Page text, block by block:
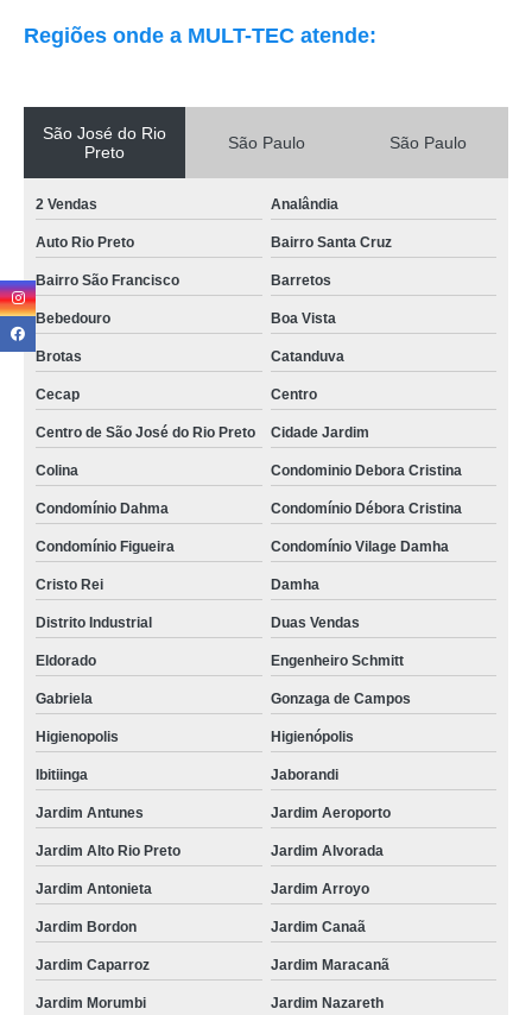
Regiões onde a MULT-TEC atende:
São José do Rio
Preto
São Paulo São Paulo
2 Vendas Analândia
Auto Rio Preto Bairro Santa Cruz
Bairro São Francisco Barretos
Bebedouro Boa Vista
Brotas Catanduva
Cecap Centro
Centro de São José do Rio Preto Cidade Jardim
Colina Condominio Debora Cristina
Condomínio Dahma Condomínio Débora Cristina
Condomínio Figueira Condomínio Vilage Damha
Cristo Rei Damha
Distrito Industrial Duas Vendas
Eldorado Engenheiro Schmitt
Gabriela Gonzaga de Campos
Higienopolis Higienópolis
Ibitiinga Jaborandi
Jardim Antunes Jardim Aeroporto
Jardim Alto Rio Preto Jardim Alvorada
Jardim Antonieta Jardim Arroyo
Jardim Bordon Jardim Canaã
Jardim Caparroz Jardim Maracanã
Jardim Morumbi Jardim Nazareth